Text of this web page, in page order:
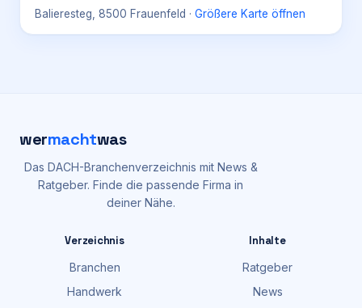
Balieresteg, 8500 Frauenfeld · Größere Karte öffnen
wermachtwas
Das DACH-Branchenverzeichnis mit News &
Ratgeber. Finde die passende Firma in
deiner Nähe.
Verzeichnis
Branchen
Handwerk
Inhalte
Ratgeber
News